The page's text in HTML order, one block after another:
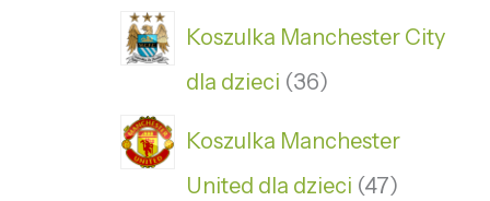
Koszulka Manchester City
dla dzieci 36
Koszulka Manchester
United dla dzieci 47